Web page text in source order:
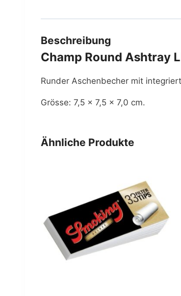
Beschreibung
Champ Round Ashtray
Runder Aschenbecher mit
Grösse: 7,5 × 7,5 × 7,0 cm.
Ähnliche Produkte